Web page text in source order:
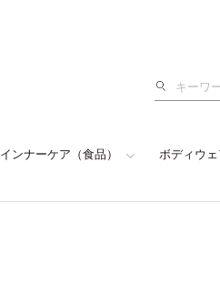
検
インナーケア（食品） ボディウ